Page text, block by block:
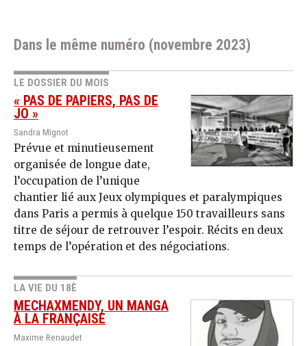
Dans le même numéro (novembre 2023)
LE DOSSIER DU MOIS
« PAS DE PAPIERS, PAS DE
JO »
Sandra Mignot
Prévue et minutieusement
organisée de longue date,
l’occupation de l’unique
chantier lié aux Jeux olympiques et paralympiques
dans Paris a permis à quelque 150 travailleurs sans
titre de séjour de retrouver l’espoir. Récits en deux
temps de l’opération et des négociations.
LA VIE DU 18È
MECHAXMENDY, UN MANGA
À LA FRANÇAISE
Maxime Renaudet